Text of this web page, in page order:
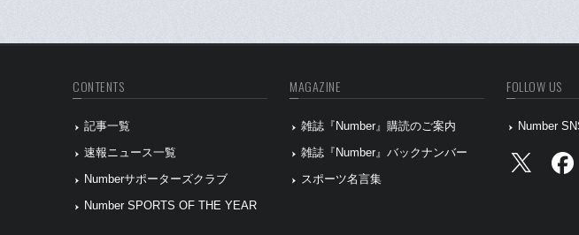
CONTENTS
記事一覧
速報ニュース一覧
Numberサポーターズクラブ
Number SPORTS OF THE YEAR
MAGAZINE
雑誌『Number』購読のご案内
雑誌『Number』バックナンバー
スポーツ名言集
FOLLOW US
Number